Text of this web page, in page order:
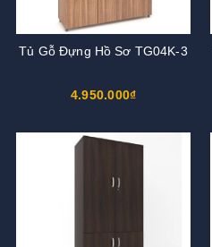
Tủ Gỗ Đựng Hồ Sơ TG04K-3
4.950.000₫